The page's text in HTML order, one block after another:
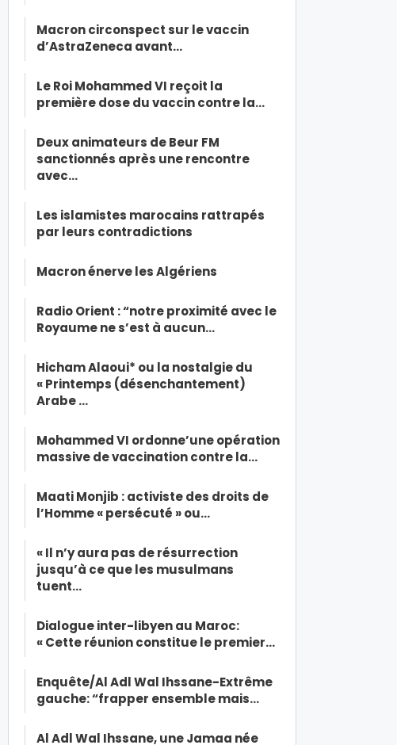
Macron circonspect sur le vaccin
d’AstraZeneca avant…
Le Roi Mohammed VI reçoit la
première dose du vaccin contre la…
Deux animateurs de Beur FM
sanctionnés après une rencontre
avec…
Les islamistes marocains rattrapés
par leurs contradictions
Macron énerve les Algériens
Radio Orient : “notre proximité avec le
Royaume ne s’est à aucun…
Hicham Alaoui* ou la nostalgie du
« Printemps (désenchantement)
Arabe …
Mohammed VI ordonne’une opération
massive de vaccination contre la…
Maati Monjib : activiste des droits de
l’Homme « persécuté » ou…
« Il n’y aura pas de résurrection
jusqu’à ce que les musulmans
tuent…
Dialogue inter-libyen au Maroc:
« Cette réunion constitue le premier…
Enquête/Al Adl Wal Ihssane-Extrême
gauche: “frapper ensemble mais…
Al Adl Wal Ihssane, une Jamaa née